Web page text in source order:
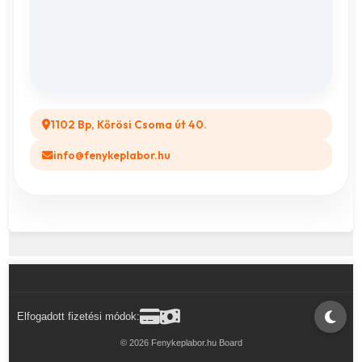
1102 Bp, Kőrösi Csoma út 40.
info@fenykeplabor.hu
Elfogadott fizetési módok:
© 2026 Fenykeplabor.hu Board